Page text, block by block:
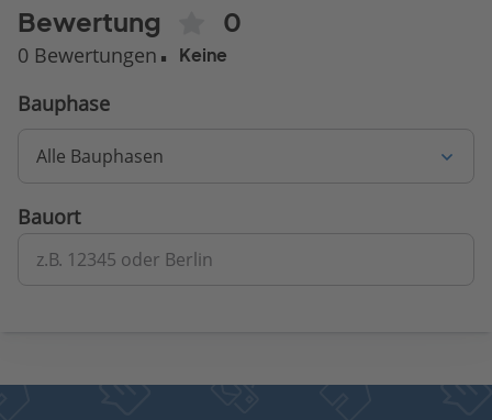
Bewertung 0
0 Bewertungen Keine
Bauphase
Alle Bauphasen
Bauort
z.B. 12345 oder Berlin